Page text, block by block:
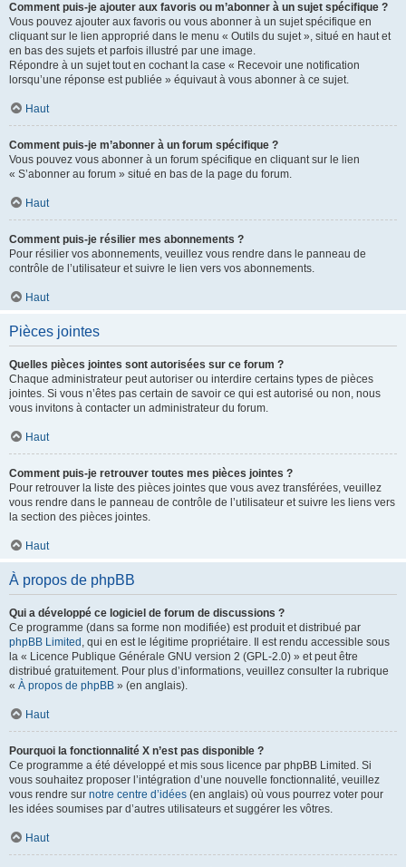
Comment puis-je ajouter aux favoris ou m’abonner à un sujet spécifique ?
Vous pouvez ajouter aux favoris ou vous abonner à un sujet spécifique en
cliquant sur le lien approprié dans le menu « Outils du sujet », situé en haut et
en bas des sujets et parfois illustré par une image.
Répondre à un sujet tout en cochant la case « Recevoir une notification
lorsqu’une réponse est publiée » équivaut à vous abonner à ce sujet.
Haut
Comment puis-je m’abonner à un forum spécifique ?
Vous pouvez vous abonner à un forum spécifique en cliquant sur le lien
« S’abonner au forum » situé en bas de la page du forum.
Haut
Comment puis-je résilier mes abonnements ?
Pour résilier vos abonnements, veuillez vous rendre dans le panneau de
contrôle de l’utilisateur et suivre le lien vers vos abonnements.
Haut
Pièces jointes
Quelles pièces jointes sont autorisées sur ce forum ?
Chaque administrateur peut autoriser ou interdire certains types de pièces
jointes. Si vous n’êtes pas certain de savoir ce qui est autorisé ou non, nous
vous invitons à contacter un administrateur du forum.
Haut
Comment puis-je retrouver toutes mes pièces jointes ?
Pour retrouver la liste des pièces jointes que vous avez transférées, veuillez
vous rendre dans le panneau de contrôle de l’utilisateur et suivre les liens vers
la section des pièces jointes.
Haut
À propos de phpBB
Qui a développé ce logiciel de forum de discussions ?
Ce programme (dans sa forme non modifiée) est produit et distribué par
phpBB Limited , qui en est le légitime propriétaire. Il est rendu accessible sous
la « Licence Publique Générale GNU version 2 (GPL-2.0) » et peut être
distribué gratuitement. Pour plus d’informations, veuillez consulter la rubrique
« À propos de phpBB » (en anglais).
Haut
Pourquoi la fonctionnalité X n’est pas disponible ?
Ce programme a été développé et mis sous licence par phpBB Limited. Si
vous souhaitez proposer l’intégration d’une nouvelle fonctionnalité, veuillez
vous rendre sur notre centre d’idées (en anglais) où vous pourrez voter pour
les idées soumises par d’autres utilisateurs et suggérer les vôtres.
Haut